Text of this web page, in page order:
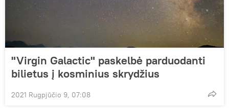
"Virgin Galactic" paskelbė parduodanti
bilietus į kosminius skrydžius
2021 Rugpjūčio 9, 07:08